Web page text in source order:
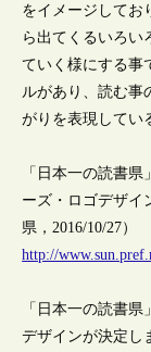
をイメージしてお
ら出てくるいろい
ていく様にする事
ルがあり、読む事
がりを表現してい
「日本一の読書
ーズ・ロゴデザイ
県，2016/10/27）
http://
「日本一の読書
デザインが決定し